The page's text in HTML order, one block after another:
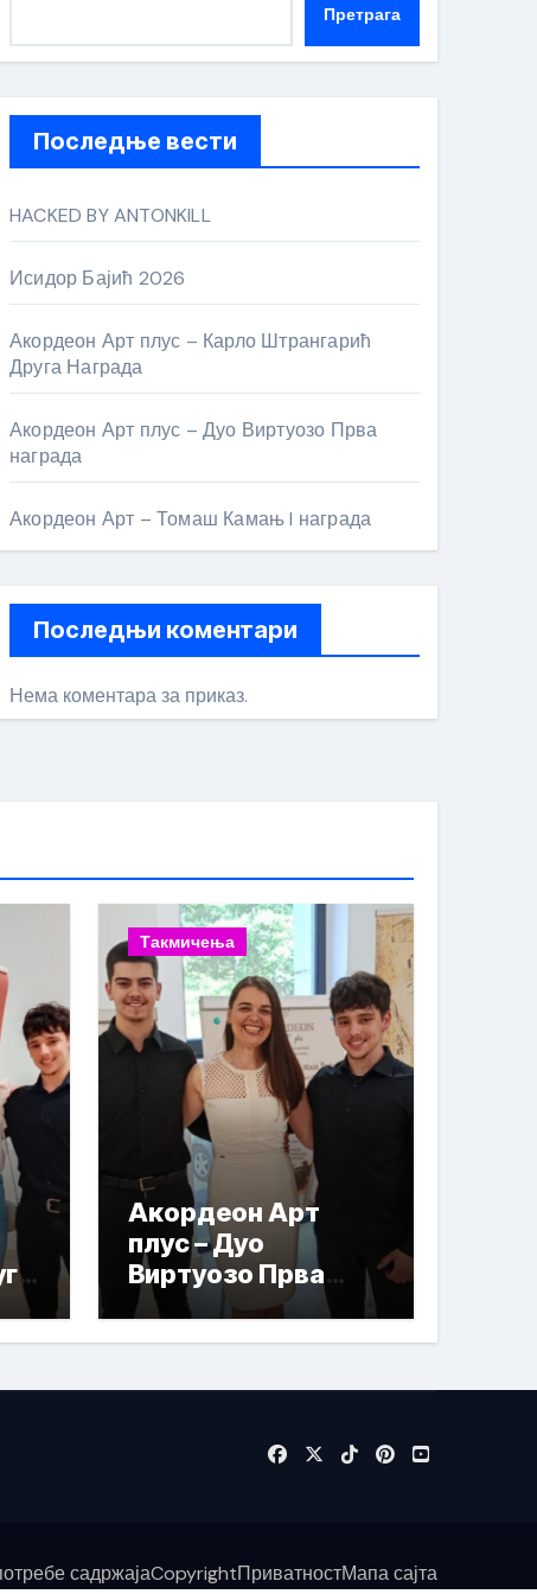
Претрага
Последње вести
HACKED BY ANTONKILL
Исидор Бајић 2026
Акордеон Арт плус – Карло Штрангарић
Друга Награда
Акордеон Арт плус – Дуо Виртуозо Прва
награда
Акордеон Арт – Томаш Камањ I награда
Последњи коментари
Нема коментара за приказ.
Такмичења
Акордеон Арт
плус – Дуо
Виртуозо Прва
награда
садржајаCopyrightПриватностМапа сајта